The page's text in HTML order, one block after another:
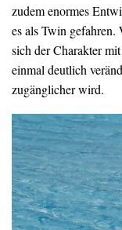
zudem enormes
es als Twin gefahren.
sich der Charakter
einmal deutlich
zugänglicher wird.